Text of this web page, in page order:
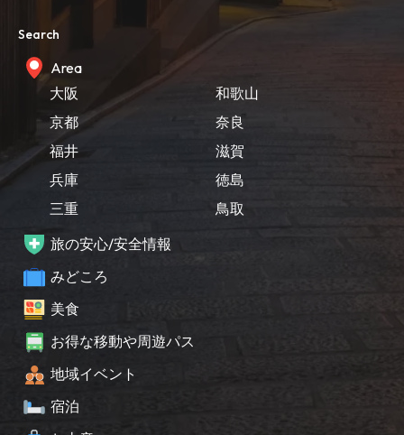
Search
Area
大阪
京都
福井
兵庫
三重
和歌山
奈良
滋賀
徳島
鳥取
旅の安心/安全情報
みどころ
美食
お得な移動や周遊パス
地域イベント
宿泊